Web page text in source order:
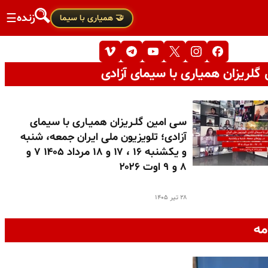
🤝 همیاری با سیما زنده☰
همیاری با سیمای آزادی
سـی امین گلـریزان همیـاری با سیمای
آزادی؛ تلویزیون ملی ایران جمعه، شنبه
و یکشنبه ۱۶ ، ۱۷ و ۱۸ مرداد ۱۴۰۵ ۷ و
۸ و ۹ اوت ۲۰۲۶
۲۸ تیر ۱۴۰۵